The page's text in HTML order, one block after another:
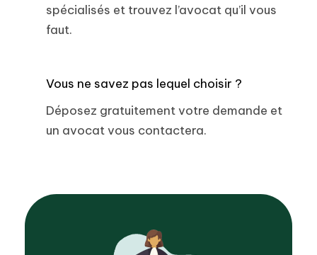
spécialisés et trouvez l’avocat qu’il vous
faut.
Vous ne savez pas lequel choisir ?
Déposez gratuitement votre demande et
un avocat vous contactera.